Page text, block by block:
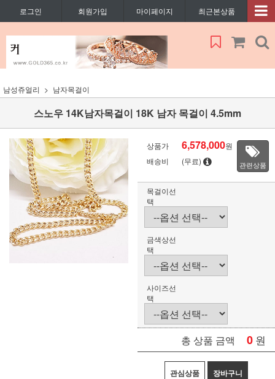
로그인 회원가입 마이페이지 최근본상품
남성쥬얼리 남자목걸이
스노우 14K남자목걸이 18K 남자 목걸이 4.5mm
상품가 6,578,000원
배송비
(무료) 관련상품
목걸이선
택
금색상선
택
사이즈선
택
총 상품 금액 0 원
관심상품 장바구니